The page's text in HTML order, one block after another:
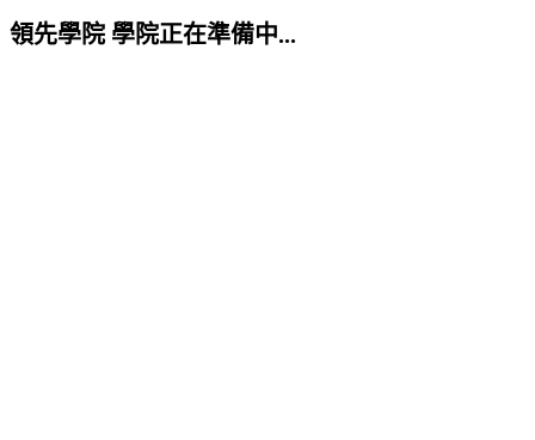
領先學院 學院正在準備中...